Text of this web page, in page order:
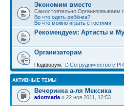
Экономим вместе
Самостоятельно Организовываем
Во что одеть ребёнка?
Во что можно играть с гостями
Рекомендуем: Артисты и
Организаторам
Подфорум: Сотрудничество c
АКТИВНЫЕ ТЕМЫ
Вечеринка а-ля Мексика
adormaria » 22 ноя 2011, 12:53